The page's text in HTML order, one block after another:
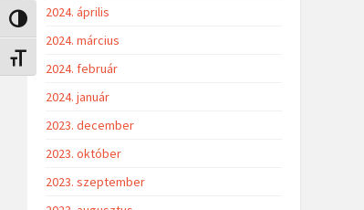
Nagy kontraszt váltása
Betűméret váltása
2024. április
2024. március
2024. február
2024. január
2023. december
2023. október
2023. szeptember